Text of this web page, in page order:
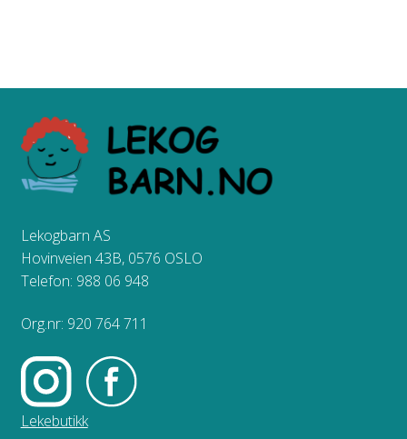
Lekogbarn AS
Hovinveien 43B, 0576 OSLO
Telefon: 988 06 948
Org.nr: 920 764 711
Lekebutikk